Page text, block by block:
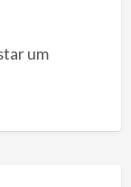
um